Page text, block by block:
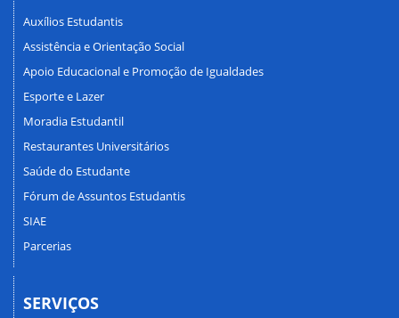
Auxílios Estudantis
Assistência e Orientação Social
Apoio Educacional e Promoção de Igualdades
Esporte e Lazer
Moradia Estudantil
Restaurantes Universitários
Saúde do Estudante
Fórum de Assuntos Estudantis
SIAE
Parcerias
SERVIÇOS